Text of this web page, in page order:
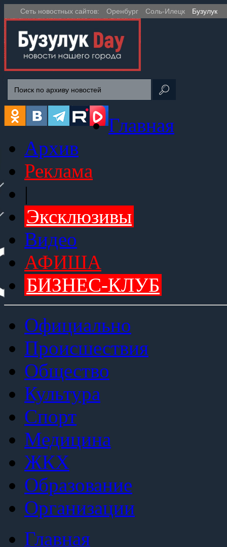
Сеть новостных сайтов: Оренбург Соль-Илецк Бузулук
Главная
Архив
Реклама
|
Эксклюзивы
Видео
АФИША
БИЗНЕС-КЛУБ
Официально
Происшествия
Общество
Культура
Спорт
Медицина
ЖКХ
Образование
Организации
Главная